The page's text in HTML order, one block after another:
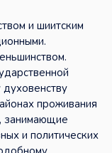
и шиитским
проживания
занимающие
и политических